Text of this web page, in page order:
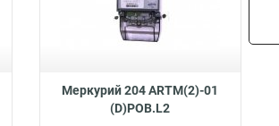
Меркурий 204 ARTM(2)-01
(D)POB.L2